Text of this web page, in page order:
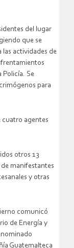
del lugar
que se
las actividades de
Policía. Se
para
cuatro agentes
otros 13
manifestantes
y otras
comunicó
de Energía y
Guatemalteca